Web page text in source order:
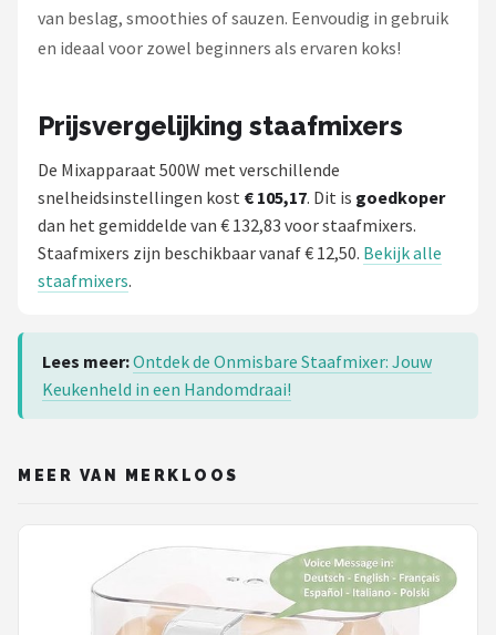
van beslag, smoothies of sauzen. Eenvoudig in gebruik
en ideaal voor zowel beginners als ervaren koks!
Prijsvergelijking staafmixers
De Mixapparaat 500W met verschillende
snelheidsinstellingen kost € 105,17. Dit is goedkoper
dan het gemiddelde van € 132,83 voor staafmixers.
Staafmixers zijn beschikbaar vanaf € 12,50. Bekijk alle
staafmixers.
Lees meer:Ontdek de Onmisbare Staafmixer: Jouw
Keukenheld in een Handomdraai!
MEER VAN MERKLOOS